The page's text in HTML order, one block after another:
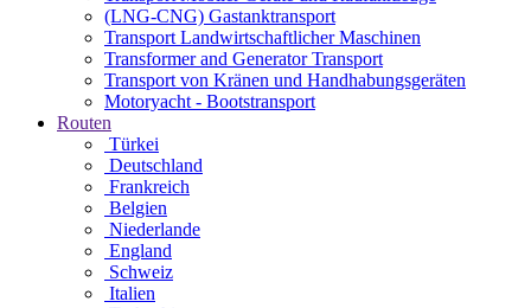
(LNG-CNG) Gastanktransport
Transport Landwirtschaftlicher Maschinen
Transformer and Generator Transport
Transport von Kränen und Handhabungsgeräten
Motoryacht - Bootstransport
Routen
Türkei
Deutschland
Frankreich
Belgien
Niederlande
England
Schweiz
Italien